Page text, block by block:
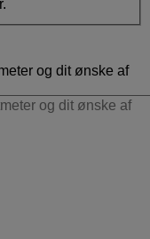
og dit ønske af